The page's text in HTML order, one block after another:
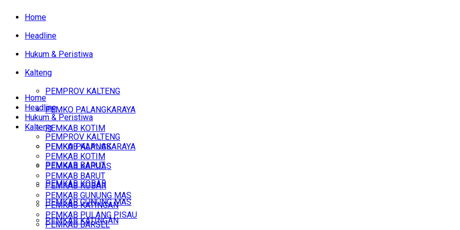
Home
Headline
Hukum & Peristiwa
Kalteng
PEMPROV KALTENG
PEMKO PALANGKARAYA
PEMKAB KOTIM
PEMKAB KAPUAS
PEMKAB BARUT
PEMKAB KOBAR
PEMKAB GUNUNG MAS
PEMKAB KATINGAN
Home
Headline
Hukum & Peristiwa
Kalteng
PEMPROV KALTENG
PEMKO PALANGKARAYA
PEMKAB KOTIM
PEMKAB KAPUAS
PEMKAB BARUT
PEMKAB KOBAR
PEMKAB GUNUNG MAS
PEMKAB KATINGAN
PEMKAB PULANG PISAU
PEMKAB BARSEL